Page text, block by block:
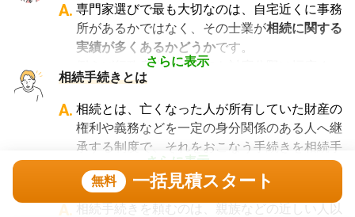
さらに表示
A. 専門家選びで最も大切なのは、自宅近くに事務
所があるかではなく、その士業が相続に関する
実績が多くあるかどうかです。
例えば行政書士といっても対応分野は幅広く、
法人設立や許認可申請など法人業務を中心に行
っている行政書士に相続手続きの相談をして
も、期待した結果は得られないでしょう。
また税理士であれば、相続は税理士試験の必修
科目でないことから資格試験を取る時に選択し
ていない人にとっては専門外となります。
よって、相続手続きを専門に行っている士業
相続手続きとは
さらに表示
A. 相続とは、亡くなった人が所有していた財産の
権利や義務などを一定の身分関係のある人へ継
承する制度で、それをおこなう手続きを相続手
続きといいます。具体的には預貯金や不動産、
借金なども含めた亡くなった人の財産を配偶者
や子どもなどの相続人に引き継ぐ手続きのこと
相続手続きは誰に頼むのがベスト？
A. 相続手続きを頼むのは、親族などの近しい人以
無料 一括見積スタート